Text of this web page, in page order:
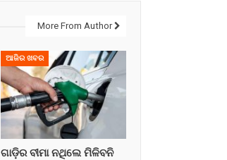
More From Author
ଆଜିର ଖବର
ଗାଡ଼ିର ବୀମା ନଥିଲେ ମିଳିବନି